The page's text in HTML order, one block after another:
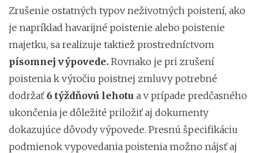
Zrušenie ostatných typov neživotných poistení, ako
je napríklad havarijné poistenie alebo poistenie
majetku, sa realizuje taktiež prostredníctvom
písomnej výpovede. Rovnako je pri zrušení
poistenia k výročiu poistnej zmluvy potrebné
dodržať 6 týždňovú lehotu a v prípade predčasného
ukončenia je dôležité priložiť aj dokumenty
dokazujúce dôvody výpovede. Presnú špecifikáciu
podmienok vypovedania poistenia možno nájsť aj